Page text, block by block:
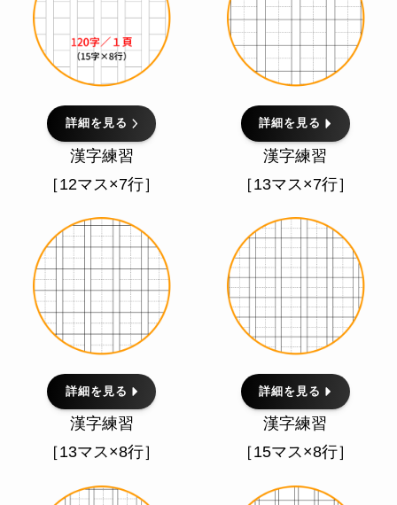
詳細を見る 詳細を見る
漢字練習
［12マス×7行］
詳細を見る
漢字練習
［13マス×7行］
詳細を見る
漢字練習
［13マス×8行］
漢字練習
［15マス×8行］